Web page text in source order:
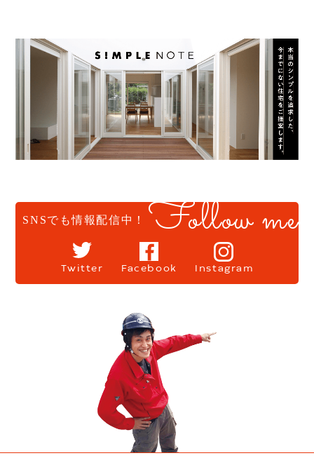
記事はコチラをクリックして下さい
↓ ↓ ↓
http://irohanihiraya.com/column/007/
SNSでも情報配信中！ Follow me
Twitter Facebook Instagram